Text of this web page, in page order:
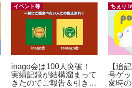
イベント等
inago会は100人突破！
実績記録が結構溜まって
きたのでご報告＆引き続
【追
号ゲ
変時